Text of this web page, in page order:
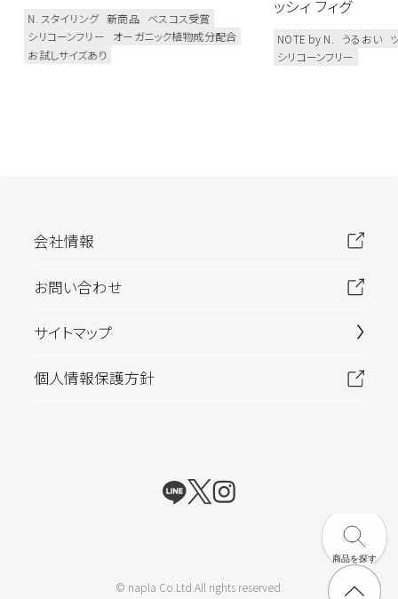
N. スタイリング 新商品 ベスコス受賞
シリコーンフリー
オーガニック植物成分配合
お試しサイズあり
ッシィ フィグ
NOTE by N. うるおい
シリコーンフリー
会社情報
お問い合わせ
サイトマップ
個人情報保護方針
© napla Co.Ltd All rights reserved.
商品を探す